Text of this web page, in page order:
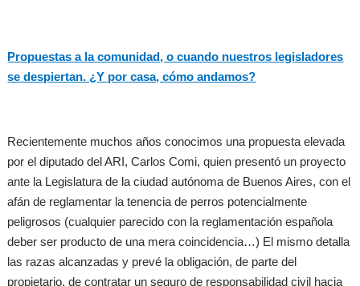
Propuestas a la comunidad, o cuando nuestros legisladores
se despiertan. ¿Y por casa, cómo andamos?
Recientemente muchos años conocimos una propuesta elevada
por el diputado del ARI, Carlos Comi, quien presentó un proyecto
ante la Legislatura de la ciudad autónoma de Buenos Aires, con el
afán de reglamentar la tenencia de perros potencialmente
peligrosos (cualquier parecido con la reglamentación española
deber ser producto de una mera coincidencia…) El mismo detalla
las razas alcanzadas y prevé la obligación, de parte del
propietario, de contratar un seguro de responsabilidad civil hacia